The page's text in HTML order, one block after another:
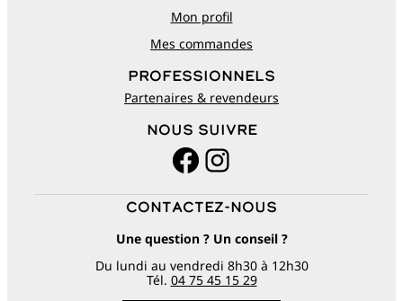
Mon profil
Mes commandes
Professionnels
Partenaires & revendeurs
Nous suivre
Facebook Instagram
Contactez-nous
Une question ? Un conseil ?
Du lundi au vendredi 8h30 à 12h30
Tél. 04 75 45 15 29